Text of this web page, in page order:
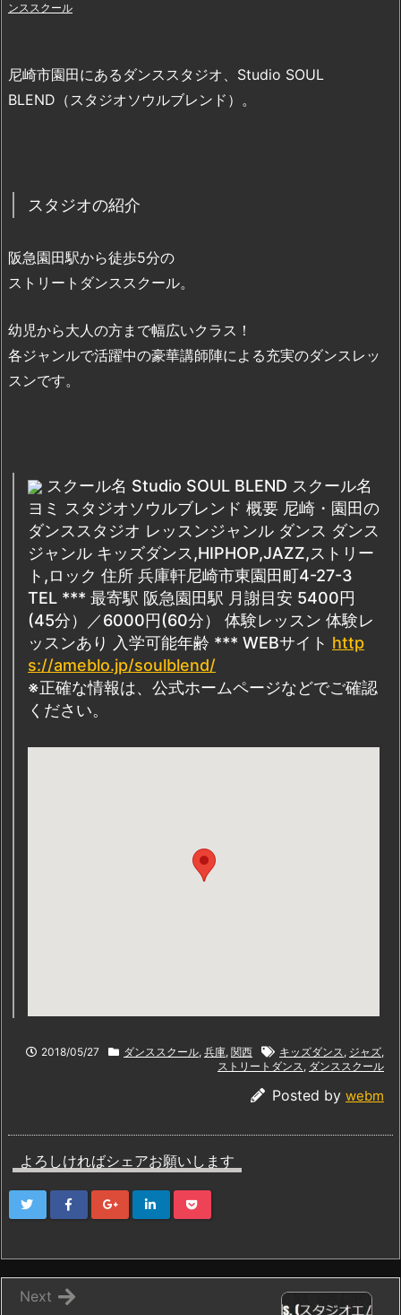
ンススクール
尼崎市園田にあるダンススタジオ、Studio SOUL
BLEND（スタジオソウルブレンド）。
スタジオの紹介
阪急園田駅から徒歩5分の
ストリートダンススクール。
幼児から大人の方まで幅広いクラス！
各ジャンルで活躍中の豪華講師陣による充実のダンスレッ
スンです。
スクール名 Studio SOUL BLEND スクール名
ヨミ スタジオソウルブレンド 概要 尼崎・園田の
ダンススタジオ レッスンジャンル ダンス ダンス
ジャンル キッズダンス,HIPHOP,JAZZ,ストリー
ト,ロック 住所 兵庫軒尼崎市東園田町4-27-3
TEL *** 最寄駅 阪急園田駅 月謝目安 5400円
(45分）／6000円(60分） 体験レッスン 体験レ
ッスンあり 入学可能年齢 *** WEBサイト http
s://ameblo.jp/soulblend/
※正確な情報は、公式ホームページなどでご確認
ください。
2018/05/27 ダンススクール, 兵庫, 関西 キッズダンス , ジャズ,
ストリートダンス , ダンススクール
Posted by webm
よろしければシェアお願いします
Next